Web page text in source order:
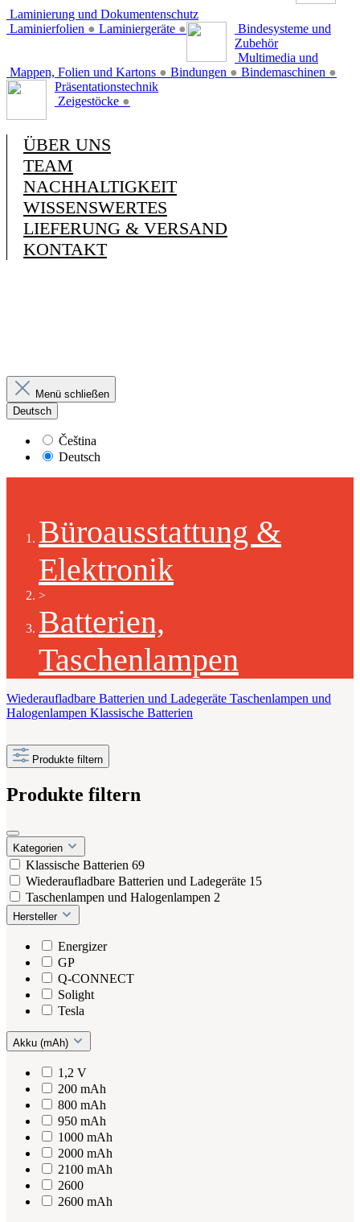
Laminierung und Dokumentenschutz
Laminierfolien ● Laminiergeräte ●
Bindesysteme und
Zubehör
Mappen, Folien und Kartons ● Bindungen ● Bindemaschinen ●
Multimedia und
Präsentationstechnik
Zeigestöcke ●
ÜBER UNS
TEAM
NACHHALTIGKEIT
WISSENSWERTES
LIEFERUNG & VERSAND
KONTAKT
Menü schließen
Deutsch
Čeština
Deutsch
Büroausstattung &
Elektronik
>
Batterien,
Taschenlampen
Wiederaufladbare Batterien und Ladegeräte Taschenlampen und
Halogenlampen Klassische Batterien
Produkte filtern
Produkte filtern
Kategorien
Klassische Batterien 69
Wiederaufladbare Batterien und Ladegeräte 15
Taschenlampen und Halogenlampen 2
Hersteller
Energizer
GP
Q-CONNECT
Solight
Tesla
Akku (mAh)
1,2 V
200 mAh
800 mAh
950 mAh
1000 mAh
2000 mAh
2100 mAh
2600
2600 mAh